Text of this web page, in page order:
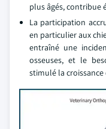
plus âgés, contribue
La participation
en particulier aux
entraîné une
osseuses, et le
stimulé la